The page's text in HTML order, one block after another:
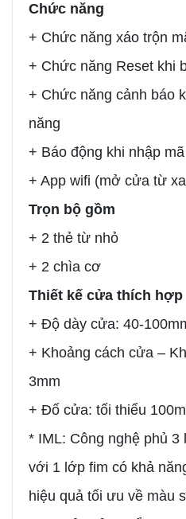
Chức năng
+ Chức năng xáo trộn
+ Chức năng Reset khi
+ Chức năng cảnh báo
năng
+ Báo động khi nhập
+ App wifi (mở cửa từ
Trọn bộ gồm
+ 2 thẻ từ nhỏ
+ 2 chìa cơ
Thiết kế cửa thích hợp
+ Độ dày cửa: 40-
+ Khoảng cách cửa –
3mm
+ Đố cửa: tối thiểu
* IML: Công nghệ phủ
với 1 lớp fim có khả
hiệu quả tối ưu về màu